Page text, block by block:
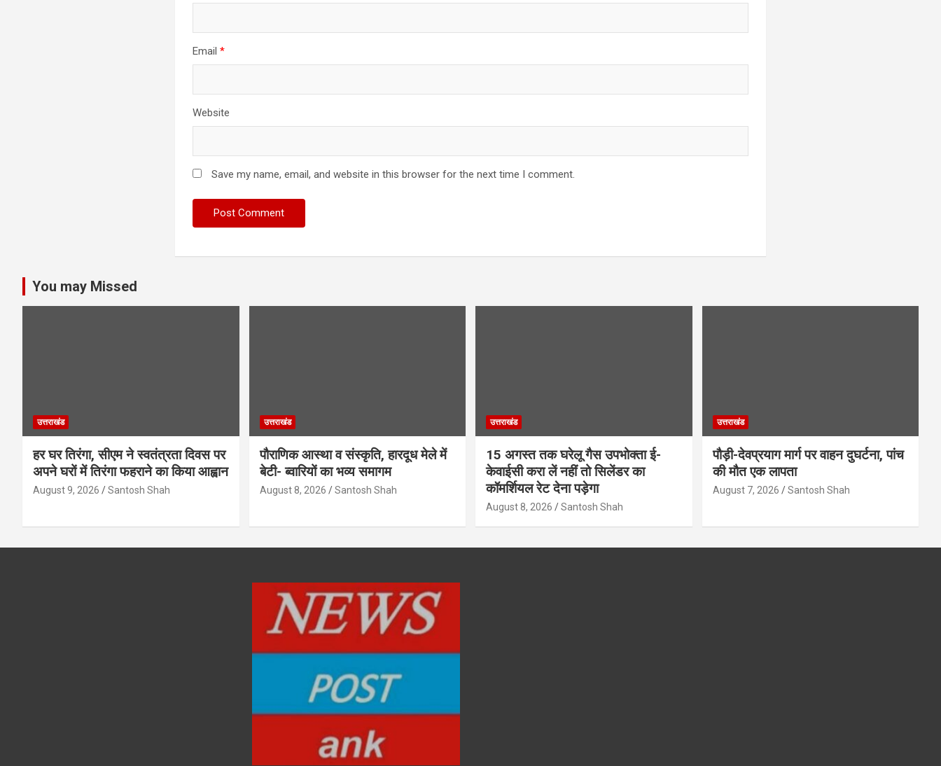
Email*
Website
Save my name, email, and website in this browser for the next time I comment.
You may Missed
उत्तराखंड
हर घर तिरंगा, सीएम ने स्वतंत्रता दिवस पर
अपने घरों में तिरंगा फहराने का किया आह्वान
August 9, 2026 Santosh Shah
उत्तराखंड
पौराणिक आस्था व संस्कृति, हारदूध मेले में
बेटी- ब्वारियों का भव्य समागम
August 8, 2026 Santosh Shah
उत्तराखंड
15 अगस्त तक घरेलू गैस उपभोक्ता ई-
केवाईसी करा लें नहीं तो सिलेंडर का
कॉमर्शियल रेट देना पड़ेगा
August 8, 2026 Santosh Shah
उत्तराखंड
पौड़ी-देवप्रयाग मार्ग पर वाहन दुघर्टना, पांच
की मौत एक लापता
August 7, 2026 Santosh Shah